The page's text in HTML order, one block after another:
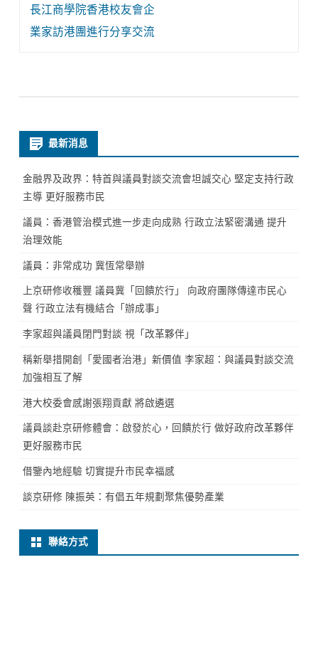
長江商學院香港校友會企
業家訪港團進行分享交流
最新消息
金融界及政界：特首與議員對談交流會坦誠交心 堅定支持行政
主導 更好服務市民
議員：香港管治模式進一步走向成熟 行政立法緊密溝通 提升
治理效能
議員：非常成功 冀恆常舉辦
上京研修收穫豐 議員冀「回饋於行」 向政府團隊傳達市民心
聲 行政立法有機結合「辦成事」
李家超與議員閉門對談 視「改革夥伴」
稱新舉措開創「愛國者治港」新價值 李家超：與議員對談交流
加強相互了解
港大校委會感謝張翔貢獻 將啟遴選
議員談赴京研修體會：啟發於心，回饋於行 做好政府改革夥伴
更好服務市民
借鑒內地經驗 切實提升市民幸福感
談京研修 陳振英：有倡五年規劃聚焦優勢產業
聯絡方式